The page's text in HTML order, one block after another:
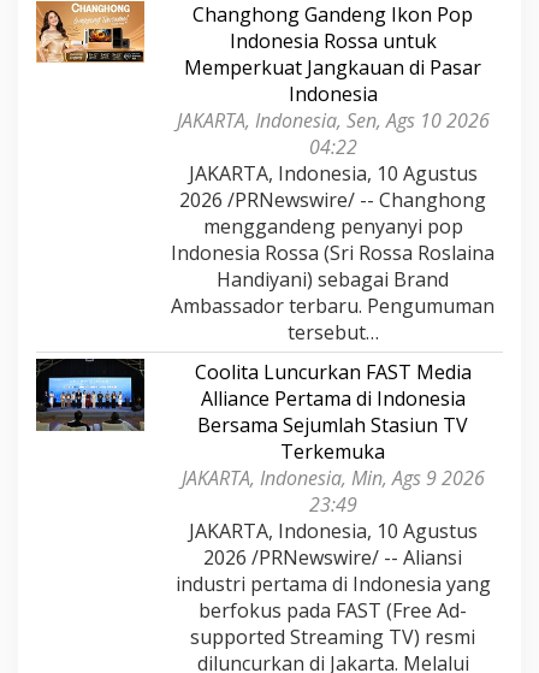
Changhong Gandeng Ikon Pop
Indonesia Rossa untuk
Memperkuat Jangkauan di Pasar
Indonesia
JAKARTA, Indonesia, Sen, Ags 10 2026
04:22
JAKARTA, Indonesia, 10 Agustus
2026 /PRNewswire/ -- Changhong
menggandeng penyanyi pop
Indonesia Rossa (Sri Rossa Roslaina
Handiyani) sebagai Brand
Ambassador terbaru. Pengumuman
tersebut…
Coolita Luncurkan FAST Media
Alliance Pertama di Indonesia
Bersama Sejumlah Stasiun TV
Terkemuka
JAKARTA, Indonesia, Min, Ags 9 2026
23:49
JAKARTA, Indonesia, 10 Agustus
2026 /PRNewswire/ -- Aliansi
industri pertama di Indonesia yang
berfokus pada FAST (Free Ad-
supported Streaming TV) resmi
diluncurkan di Jakarta. Melalui